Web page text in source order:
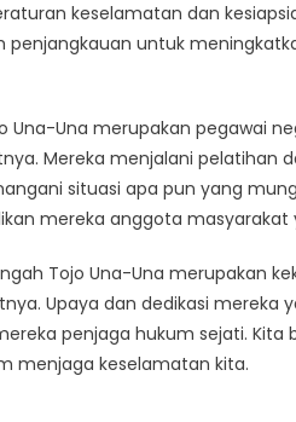
keselamatan dan
penjangkauan untuk
Una-Una merupakan pegawai
Mereka menjalani pelatihan
situasi apa pun yang
mereka anggota masyarakat
Tojo Una-Una merupakan
Upaya dan dedikasi mereka
penjaga hukum sejati. Kita
menjaga keselamatan kita.